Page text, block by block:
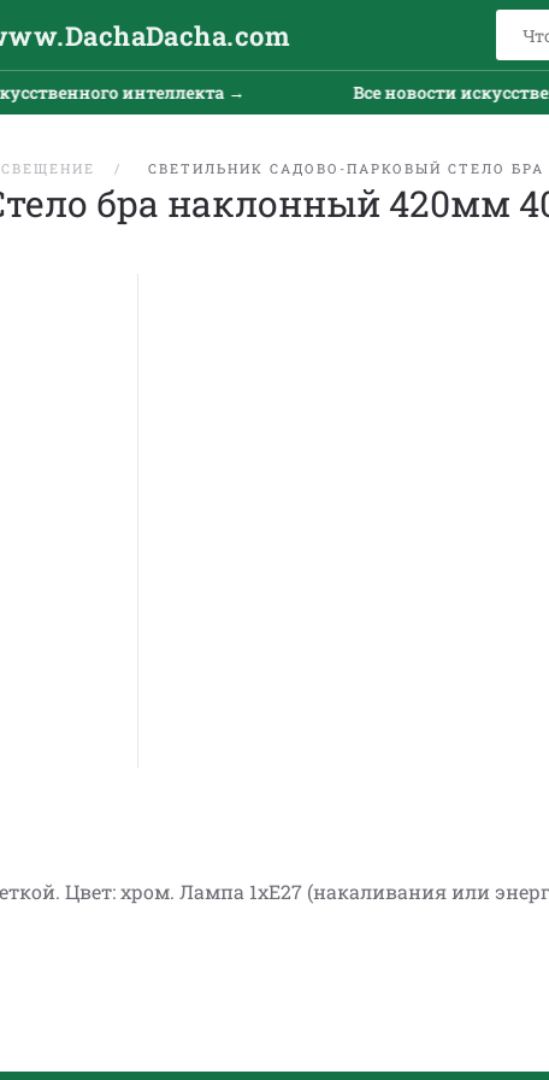
интеллекта → Все новости
СВЕТИЛЬНИК САДОВО-ПАРКОВЫЙ СТЕЛО
бра наклонный 420мм
Цвет: хром. Лампа 1хE27 (накаливания или